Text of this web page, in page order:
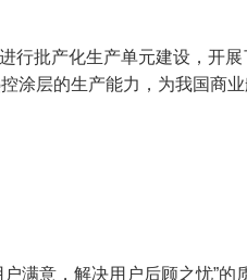
行批产化生产单元建设，开
涂层的生产能力，为我国商
满意，解决用户后顾之忧”的